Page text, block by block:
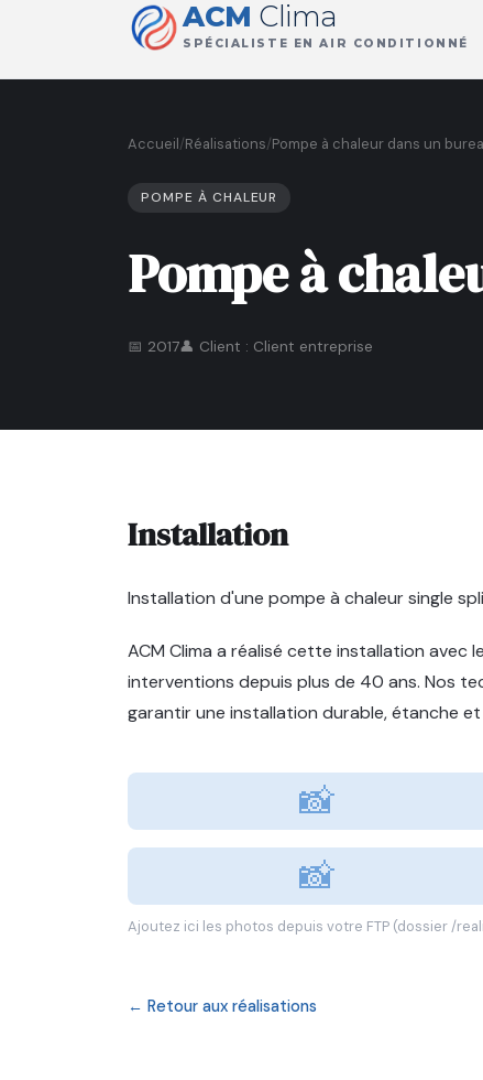
ACM Clima
SPÉCIALISTE EN AIR CONDITIONNÉ
Accueil/Réalisations/Pompe à chaleur dans un
POMPE À CHALEUR
Pompe à
📅 2017👤 Client : Client entreprise
Installation
Installation d'une pompe à chaleur single
ACM Clima a réalisé cette installation avec
interventions depuis plus de 40 ans. Nos
garantir une installation durable, étanche
📸
📸
Ajoutez ici les photos depuis votre FTP (dossier /
← Retour aux réalisations